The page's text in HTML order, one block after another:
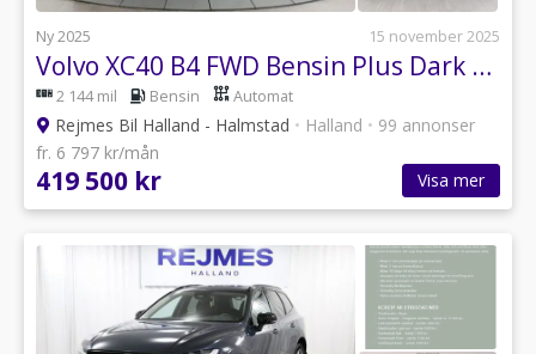
Ny 2025 15 november 2025
Volvo XC40 B4 FWD Bensin Plus Dark |Drag |Kamera |Elstol
2 144 mil Bensin Automat
Rejmes Bil Halland - Halmstad • Halland • 99 annonser
fr. 6 797 kr/mån
419 500 kr Visa mer